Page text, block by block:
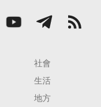
社會
生活
地方